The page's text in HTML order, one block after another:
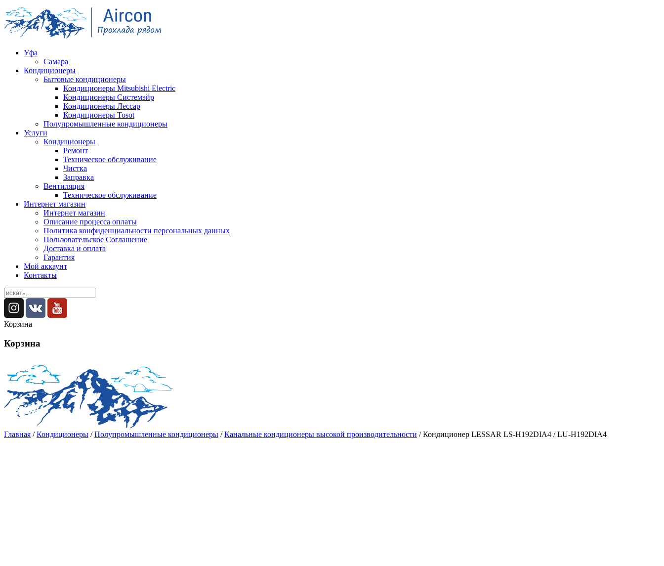
Уфа
Самара
Кондиционеры
Бытовые кондиционеры
Кондиционеры Mitsubishi Electric
Кондиционеры Системэйр
Кондиционеры Лессар
Кондиционеры Tosot
Полупромышленные кондиционеры
Услуги
Кондиционеры
Ремонт
Техническое обслуживание
Чистка
Заправка
Вентиляция
Техническое обслуживание
Интернет магазин
Интернет магазин
Описание процесса оплаты
Политика конфиденциальности персональных данных
Пользовательское Соглашение
Доставка и оплата
Гарантия
Мой аккаунт
Контакты
Корзина
Корзина
Главная /Кондиционеры /Полупромышленные кондиционеры /Канальные кондиционеры высокой производительности / Кондиционер LESSAR LS-H192DIA4 / LU-H192DIA4